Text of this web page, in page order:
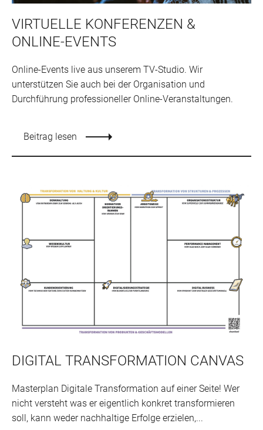
VIRTUELLE KONFERENZEN &
ONLINE-EVENTS
Online-Events live aus unserem TV-Studio. Wir
unterstützen Sie auch bei der Organisation und
Durchführung professioneller Online-Veranstaltungen.
Beitrag lesen
DIGITAL TRANSFORMATION CANVAS
Masterplan Digitale Transformation auf einer Seite! Wer
nicht versteht was er eigentlich konkret transformieren
soll, kann weder nachhaltige Erfolge erzielen,...